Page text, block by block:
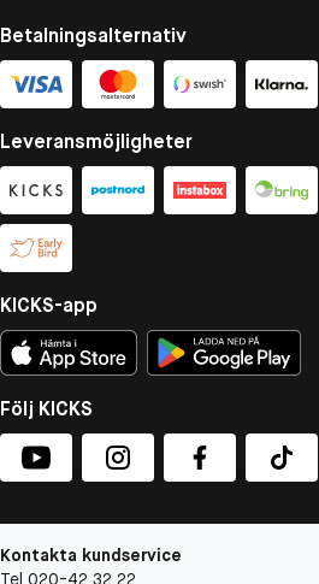
Betalningsalternativ
Leveransmöjligheter
KICKS-app
Följ KICKS
Kontakta kundservice
Tel 020-42 32 22